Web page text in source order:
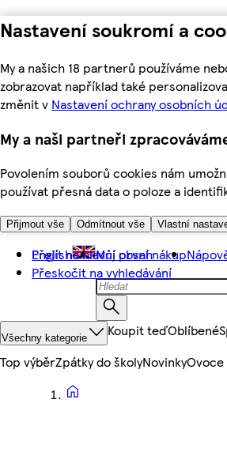
Nastavení soukromí a
My a našich 18 partnerů používáme
zobrazovat například také
změnit v Nastavení ochrany osobních
My a naši partneři
Povolením souborů cookies nám
používat přesná data o poloze a
Přijmout vše Odmítnout vše Vlastní
Přejít na hlavní obsah
Přeskočit na vyhledávání
English Můj první nákup
Všechny kategorie Koupit teďOblíbené
Top výběrZpátky do školyNovinkyOvoce